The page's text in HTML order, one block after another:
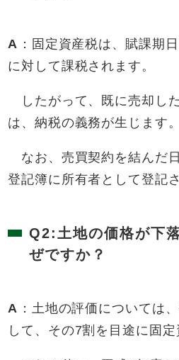
A ：固定資産税は、賦課期
に対して課税されます。
したがって、既に売却し
は、納税の義務が生じます。
なお、売買契約を結んだ
登記簿に所有者として登記
Q2:土地の価格が下
ぜですか？
A ：土地の評価については
して、その7割を目途に固